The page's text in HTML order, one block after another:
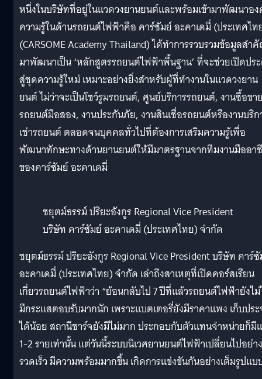
หนึ่งในบริษัทที่อยู่ในแวดวงยานยนต์และพร้อมเข้ามาพัฒนาอ
ความรู้ในด้านรถยนต์ไฟฟ้าคือ คาร์ซัมย์ อะคาเดมี่ (ประเทศไ
(CARSOME Academy Thailand) ได้ทำการรวบรวมข้อมูลสำ
มาพัฒนาเป็น ‘หลักสูตรรถยนต์ไฟฟ้าพื้นฐาน’ ที่จะช่วยเปิดปร
สู่ชุดความรู้ใหม่ เหมาะอย่างยิ่งสำหรับผู้ที่ทำงานในแวดวงยาน
ยนต์ ไม่ว่าจะเป็นโชว์รูมรถยนต์, ศูนย์บริการรถยนต์, งานซื้อขา
รถยนต์มือสอง, งานประกันภัย, งานสินเชื่อรถยนต์หรืองานบริก
เช่ารถยนต์ ตลอดจนบุคคลทั่วไปที่ต้องการเสริมความรู้เพื่อ
พัฒนาทักษะทางด้านยานยนต์ให้มีมาตรฐานจากทีมงานมืออา
ของคาร์ซัมย์ อะคาเดมี่
ชยุตม์ธรรม์ ปริยะอังกูร Regional Vice President
บริษัท คาร์ซัมย์ อะคาเดมี่ (ประเทศไทย) จำกัด
ชยุตม์ธรรม์ ปริยะอังกูร Regional Vice President บริษัท คาร์
อะคาเดมี่ (ประเทศไทย) จำกัด เล่าถึงสาเหตุที่เปิดคอร์สเรียน
เกี่ยวรถยนต์ไฟฟ้าว่า “ย้อนกลับไป 7 ปีที่แล้วรถยนต์ไฟฟ้ายังไ
มีกระแสตอบรับมากนัก เพราะแบตเตอรี่ยังมีราคาแพง เก็บปร
ได้น้อย สถานีชาร์จยังมีไม่มาก ประกอบกับตัวแทนจำหน่ายก็มี
1-2 รายเท่านั้น แต่วันนี้ระบบนิเวศยานยนต์ไฟฟ้าเปลี่ยนไปอย่าง
รวดเร็ว มีความพร้อมมากขึ้น เกิดการแข่งขันกันอย่างเต็มรูปแบ